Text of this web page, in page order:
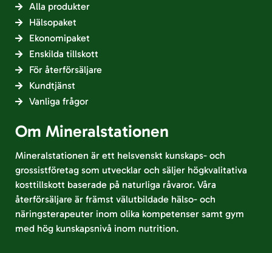
Alla produkter
Hälsopaket
Ekonomipaket
Enskilda tillskott
För återförsäljare
Kundtjänst
Vanliga frågor
Om Mineralstationen
Mineralstationen är ett helsvenskt kunskaps- och
grossistföretag som utvecklar och säljer högkvalitativa
kosttillskott baserade på naturliga råvaror. Våra
återförsäljare är främst välutbildade hälso- och
näringsterapeuter inom olika kompetenser samt gym
med hög kunskapsnivå inom nutrition.